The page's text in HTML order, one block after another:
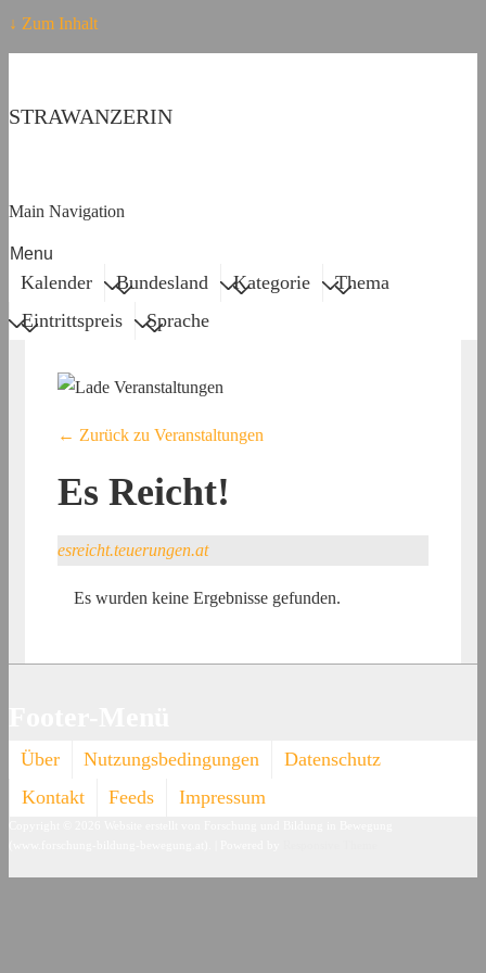
↓ Zum Inhalt
STRAWANZERIN
Main Navigation
Menu
Kalender Bundesland Kategorie
Thema
Eintrittspreis
Sprache
← Zurück zu Veranstaltungen
Es Reicht!
esreicht.teuerungen.at
Es wurden keine Ergebnisse gefunden.
Über Nutzungsbedingungen
Datenschutz
Kontakt
Feeds Impressum